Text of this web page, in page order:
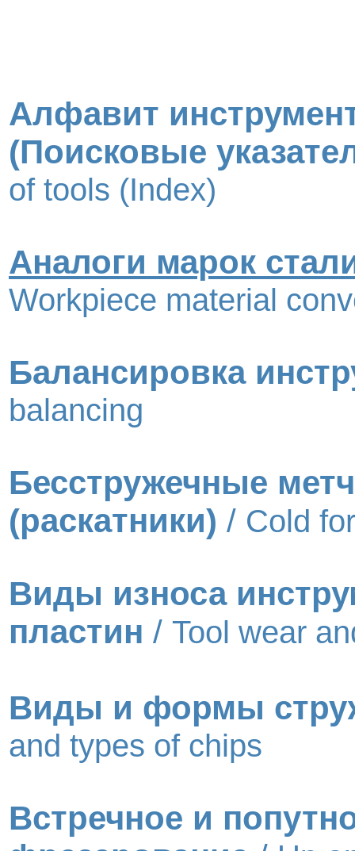
Алфавит
(Поисковые
of tools (Index)
Аналоги марок
Workpiece material
Балансировка
balancing
Бесстружечные
(раскатники) / Cold
Виды износа
пластин / Tool wear
Виды и формы
and types of chips
Встречное и